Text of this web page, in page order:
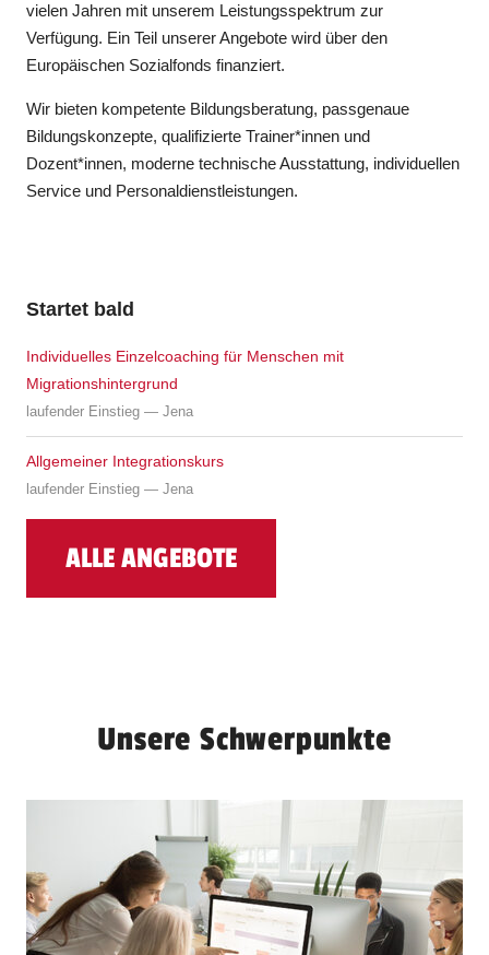
vielen Jahren mit unserem Leistungsspektrum zur
Verfügung. Ein Teil unserer Angebote wird über den
Europäischen Sozialfonds finanziert.
Wir bieten kompetente Bildungsberatung, passgenaue
Bildungskonzepte, qualifizierte Trainer*innen und
Dozent*innen, moderne technische Ausstattung, individuellen
Service und Personaldienstleistungen.
Startet bald
Individuelles Einzelcoaching für Menschen mit
Migrationshintergrund
laufender Einstieg — Jena
Allgemeiner Integrationskurs
laufender Einstieg — Jena
ALLE ANGEBOTE
Unsere Schwerpunkte